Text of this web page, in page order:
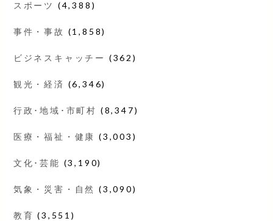
スポーツ (4,388)
事件・事故 (1,858)
ビジネスキャッチー (362)
観光・経済 (6,346)
行政･地域･市町村 (8,347)
医療・福祉・健康 (3,003)
文化･芸能 (3,190)
気象・災害・自然 (3,090)
教育 (3,551)